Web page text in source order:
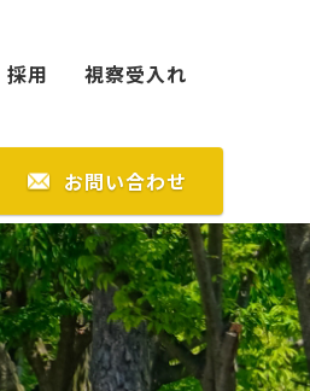
採用 視察受入れ
お問い合わせ